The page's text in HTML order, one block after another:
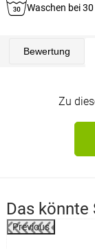
Waschen bei 30
Bewertung
Zu
Das könnte
Previous